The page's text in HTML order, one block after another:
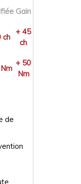
Gain
ch
+ 45
ch
+ 50
Nm
de